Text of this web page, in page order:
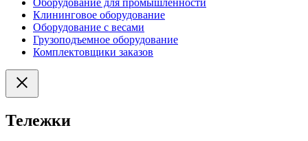
Клининговое оборудование
Оборудование с весами
Грузоподъемное оборудование
Комплектовщики заказов
Тележки